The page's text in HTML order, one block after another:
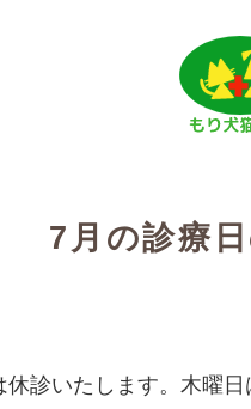
7月の診療
診いたします。木曜